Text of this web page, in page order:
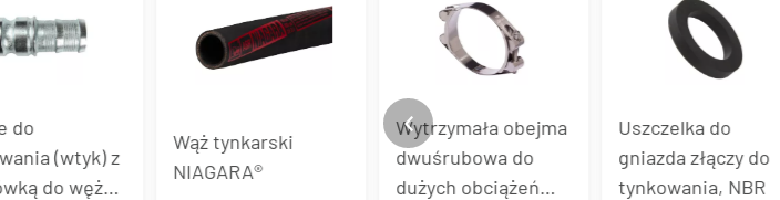
do
(wtyk) z
do węża -
Wąż tynkarski
NIAGARA®
Wytrzymała obejma
dwuśrubowa do
dużych obciążeń
Uszczelka do
gniazda złączy do
tynkowania, NBR